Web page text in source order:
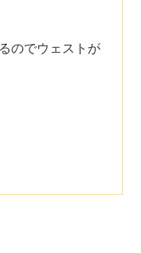
のでウェストが